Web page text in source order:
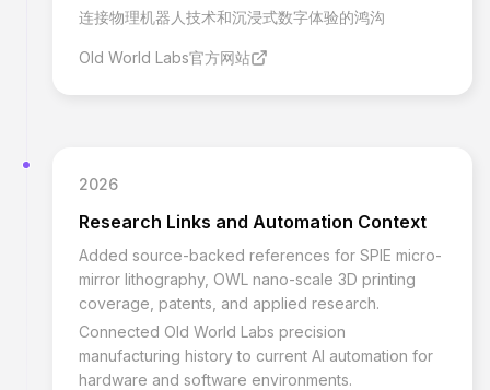
连接物理机器人技术和沉浸式数字体验的鸿沟
Old World Labs官方网站
2026
Research Links and Automation Context
Added source-backed references for SPIE micro-
mirror lithography, OWL nano-scale 3D printing
coverage, patents, and applied research.
Connected Old World Labs precision
manufacturing history to current AI automation for
hardware and software environments.